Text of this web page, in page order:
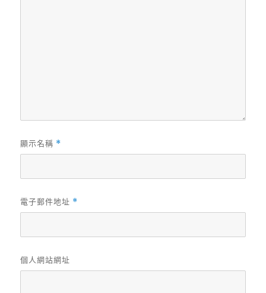
顯示名稱 *
電子郵件地址 *
個人網站網址